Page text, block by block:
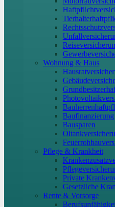
Wohnung & Haus
Baufinanzierung
Bausparen
Pflege & Krankheit
Private
Gesetzliche
Rente & Vorsorge